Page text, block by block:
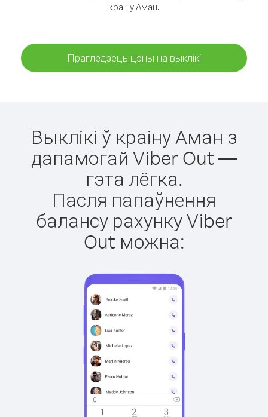
краіну Аман.
Прагледзець цэны на выклікі
Выклікі ў краіну Аман з
дапамогай Viber Out —
гэта лёгка.
Пасля папаўнення
балансу рахунку Viber
Out можна: